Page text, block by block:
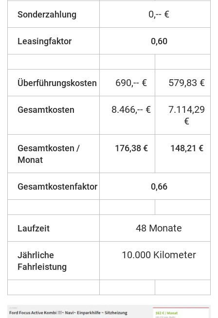
Sonderzahlung 0,-- €
Leasingfaktor 0,60
Überführungskosten 690,-- € 579,83 €
Gesamtkosten 8.466,-- €
7.114,29
€
Gesamtkosten /
Monat
176,38 € 148,21 €
Gesamtkostenfaktor 0,66
Laufzeit 48 Monate
Jährliche
Fahrleistung
10.000 Kilometer